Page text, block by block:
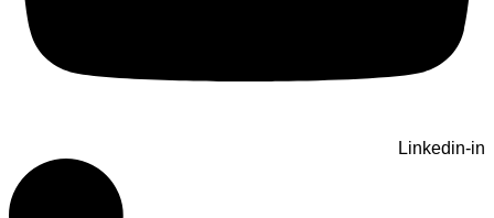
Linkedin-in